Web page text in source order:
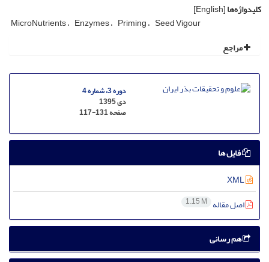
کلیدواژه‌ها[English]
MicroNutrients Enzymes Priming Seed Vigour
مراجع
دوره 3، شماره 4
دی 1395
صفحه117-131
فایل ها
اصل مقاله 1.15 M
هم رسانی